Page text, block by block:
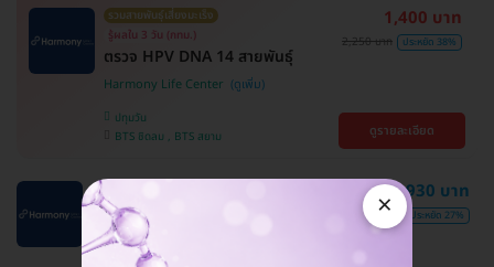
รวมสายพันธุ์เสี่ยงมะเร็ง
รู้ผลใน 3 วัน (กทม.)
ตรวจ HPV DNA 14 สายพันธุ์
Harmony Life Center
ปทุมวัน
BTS ชิดลม , BTS สยาม
1,400 บาท
2,250 บาท ประหยัด 38%
ดูรายละเอียด
ฉีดวิตามินดี บริเวณสะโพก เพื่อเสริม
ภูมิคุ้มกัน 300,000 IU 1 เข็ม
Harmony Life Center
2,930 บาท
4,000 บาท ประหยัด 27%
×